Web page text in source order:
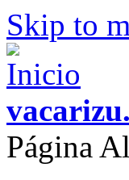
Skip to
Página